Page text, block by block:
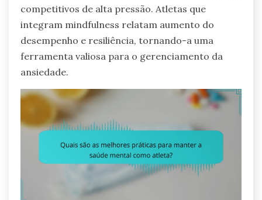
competitivos de alta pressão. Atletas que
integram mindfulness relatam aumento do
desempenho e resiliência, tornando-a uma
ferramenta valiosa para o gerenciamento da
ansiedade.